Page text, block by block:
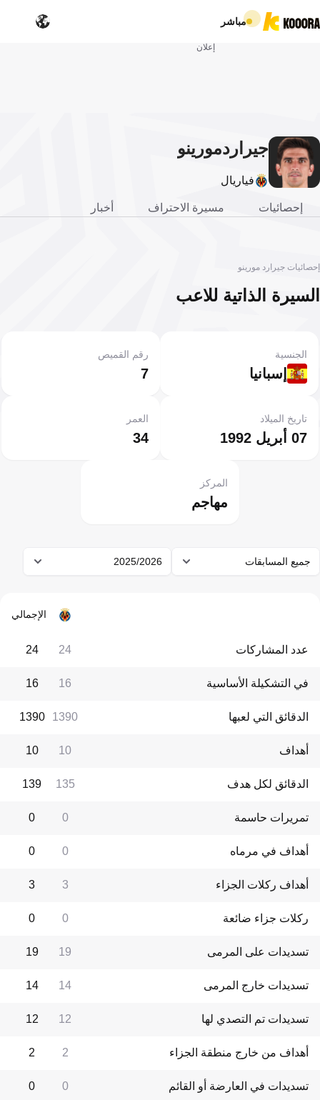
مباشر
إعلان
جيراردمورينو
فياريال
إحصائيات مسيرة الاحتراف أخبار
إحصائيات جيرارد مورينو
السيرة الذاتية للاعب
إسبانيا
الجنسية
7
رقم القميص
07 أبريل 1992
تاريخ الميلاد
34
العمر
مهاجم
المركز
جميع المسابقات 2025/2026
الإجمالي
عدد المشاركات 24
24
في التشكيلة الأساسية 16
16
الدقائق التي لعبها 1390
1390
أهداف 10
10
الدقائق لكل هدف 135
139
تمريرات حاسمة 0
0
أهداف في مرماه 0
0
أهداف ركلات الجزاء 3
3
ركلات جزاء ضائعة 0
0
تسديدات على المرمى 19
19
تسديدات خارج المرمى 14
14
تسديدات تم التصدي لها 12
12
أهداف من خارج منطقة الجزاء 2
2
تسديدات في العارضة أو القائم 0
0